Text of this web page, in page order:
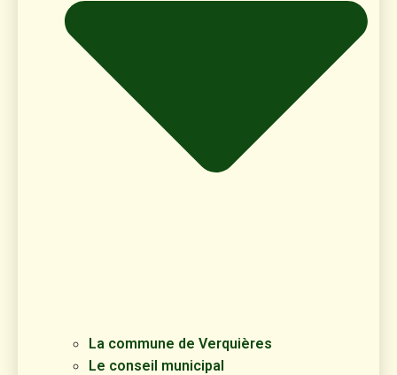
La commune de Verquières
Le conseil municipal